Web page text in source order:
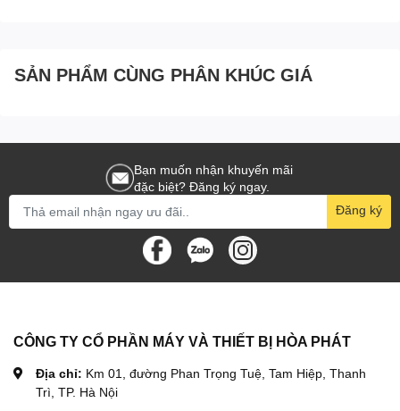
SẢN PHẨM CÙNG PHÂN KHÚC GIÁ
Bạn muốn nhận khuyến mãi
đặc biệt? Đăng ký ngay.
Đăng ký
CÔNG TY CỔ PHẦN MÁY VÀ THIẾT BỊ HÒA PHÁT
Địa chỉ: Km 01, đường Phan Trọng Tuệ, Tam Hiệp, Thanh
Trì, TP. Hà Nội